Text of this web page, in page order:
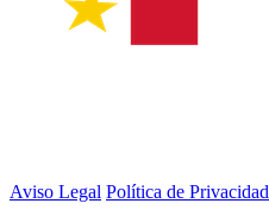
Aviso Legal Política de Privacidad